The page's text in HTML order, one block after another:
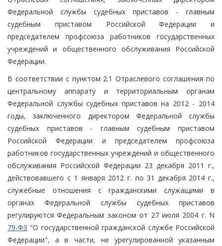
Федеральной службы судебных приставов - главным
судебным приставом Российской Федерации и
председателем профсоюза работников государственных
учреждений и общественного обслуживания Российской
Федерации.
В соответствии с пунктом 2.1 Отраслевого соглашения по
центральному аппарату и территориальным органам
Федеральной службы судебных приставов на 2012 - 2014
годы, заключенного директором Федеральной службы
судебных приставов - главным судебным приставом
Российской Федерации и председателем профсоюза
работников государственных учреждений и общественного
обслуживания Российской Федерации 23 декабря 2011 г.,
действовавшего с 1 января 2012 г. по 31 декабря 2014 г.,
служебные отношения с гражданскими служащими в
органах Федеральной службы судебных приставов
регулируются Федеральным законом от 27 июля 2004 г. N
79-ФЗ "О государственной гражданской службе Российской
Федерации", а в части, не урегулированной указанным